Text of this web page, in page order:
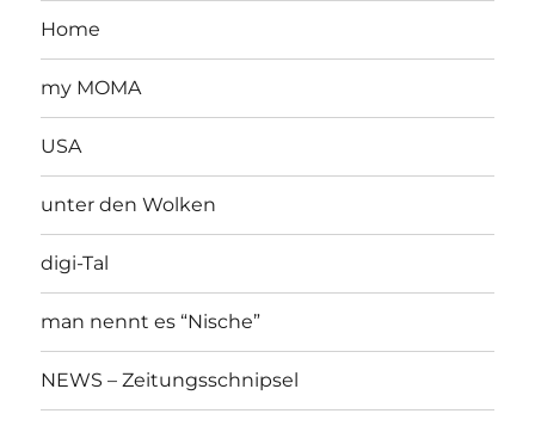
Home
my MOMA
USA
unter den Wolken
digi-Tal
man nennt es “Nische”
NEWS – Zeitungsschnipsel